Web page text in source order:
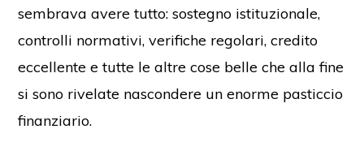
sembrava avere tutto: sostegno istituzionale,
controlli normativi, verifiche regolari, credito
eccellente e tutte le altre cose belle che alla fine
si sono rivelate nascondere un enorme pasticcio
finanziario.